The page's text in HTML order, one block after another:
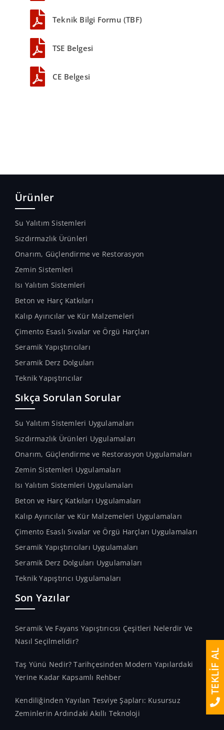
Teknik Bilgi Formu (TBF)
TSE Belgesi
CE Belgesi
Ürünler
Su Yalıtım Sistemleri
Sızdırmazlık Ürünleri
Onarım, Güçlendirme ve Restorasyon
Zemin Sistemleri
Isı Yalıtım Sistemleri
Beton ve Harç Katkıları
Kalıp Ayırıcılar ve Kür Malzemeleri
Çimento Esaslı Sıvalar ve Örgü Harçları
Seramik Yapıştırıcıları
Seramik Derz Dolguları
Teknik Yapıştırıcılar
Sıkça Sorulan Sorular
Su Yalıtım Sistemleri Uygulamaları
Sızdırmazlık Ürünleri Uygulamaları
Onarım, Güçlendirme ve Restorasyon Uygulamaları
Zemin Sistemleri Uygulamaları
Isı Yalıtım Sistemleri Uygulamaları
Beton ve Harç Katkıları Uygulamaları
Kalıp Ayırıcılar ve Kür Malzemeleri Uygulamaları
Çimento Esaslı Sıvalar ve Örgü Harçları Uygulamaları
Seramik Yapıştırıcıları Uygulamaları
Seramik Derz Dolguları Uygulamaları
Teknik Yapıştırıcı Uygulamaları
Son Yazılar
Seramik Ve Fayans Yapıştırıcısı Çeşitleri Nelerdir Ve
Nasıl Seçilmelidir?
Taş Yünü Nedir? Tarihçesinden Modern Yapılardaki
Yerine Kadar Kapsamlı Rehber
Kendiliğinden Yayılan Tesviye Şapları: Kusursuz
Zeminlerin Ardındaki Akıllı Teknoloji
TEKLİF AL